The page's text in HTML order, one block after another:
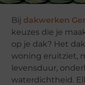
Bij dakwerken
keuzes die je
op je dak? Het
woning eruitziet,
levensduur,
waterdichtheid.